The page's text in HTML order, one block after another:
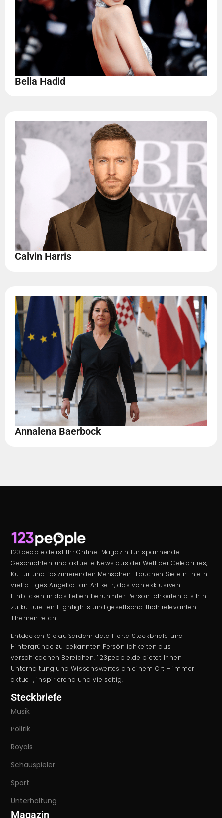
Bella Hadid
Calvin Harris
Annalena Baerbock
123people.de ist Ihr Online-Magazin für spannende
Geschichten und aktuelle News aus der Welt der Celebrities,
Kultur und faszinierenden Menschen. Tauchen Sie ein in ein
vielfältiges Angebot an Artikeln, das von exklusiven
Einblicken in das Leben berühmter Persönlichkeiten bis hin
zu kulturellen Highlights und gesellschaftlich relevanten
Themen reicht.
Entdecken Sie außerdem detaillierte Steckbriefe und
Hintergründe zu bekannten Persönlichkeiten aus
verschiedenen Bereichen. 123people.de bietet Ihnen
Unterhaltung und Wissenswertes an einem Ort – immer
aktuell, inspirierend und vielseitig.
Steckbriefe
Musik
Politik
Royals
Schauspieler
Sport
Unterhaltung
Magazin